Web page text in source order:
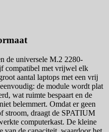
de universele M.2 2280-
compatibel met vrijwel elk
aantal laptops met een vrij
de module wordt plat
wat ruimte bespaart en de
belemmert. Omdat er geen
stroom, draagt de SPATIUM
computerkast. De kleine